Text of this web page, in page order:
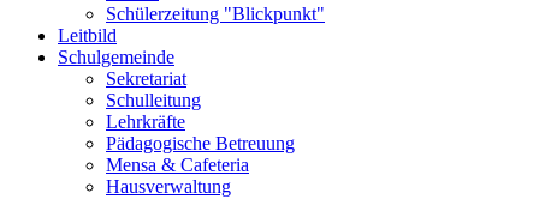
Schülerzeitung "Blickpunkt"
Leitbild
Schulgemeinde
Sekretariat
Schulleitung
Lehrkräfte
Pädagogische Betreuung
Mensa & Cafeteria
Hausverwaltung